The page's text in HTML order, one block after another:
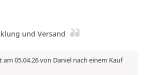
und Versand
05.04.26 von Daniel nach einem Kauf